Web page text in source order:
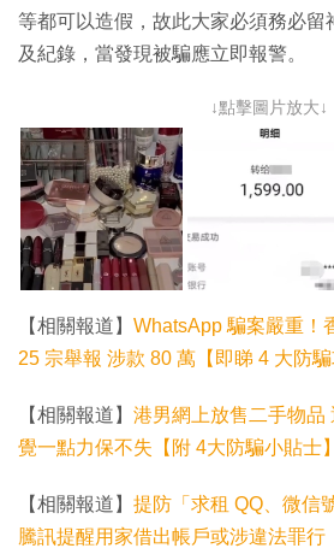
等都可以造假，故此大家必須務必留
及紀錄，當發現被騙應立即報警。
↓點擊圖片放大↓
【相關報道】 WhatsApp 騙案嚴重！
25 宗舉報 涉款 80 萬【即睇 4 大防騙
【相關報道】 港男網上放售二手物品
覺一點力保不失【附 4大防騙小貼士】
【相關報道】 提防「求租 QQ、微信
騰訊提醒用家借出帳戶或涉違法罪行